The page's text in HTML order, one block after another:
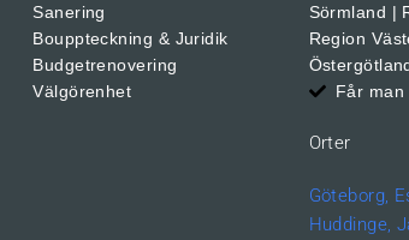
Sanering
Bouppteckning & Juridik
Budgetrenovering
Välgörenhet
Sörmland |
Region
Får
Orter
Göteborg,
Huddinge,